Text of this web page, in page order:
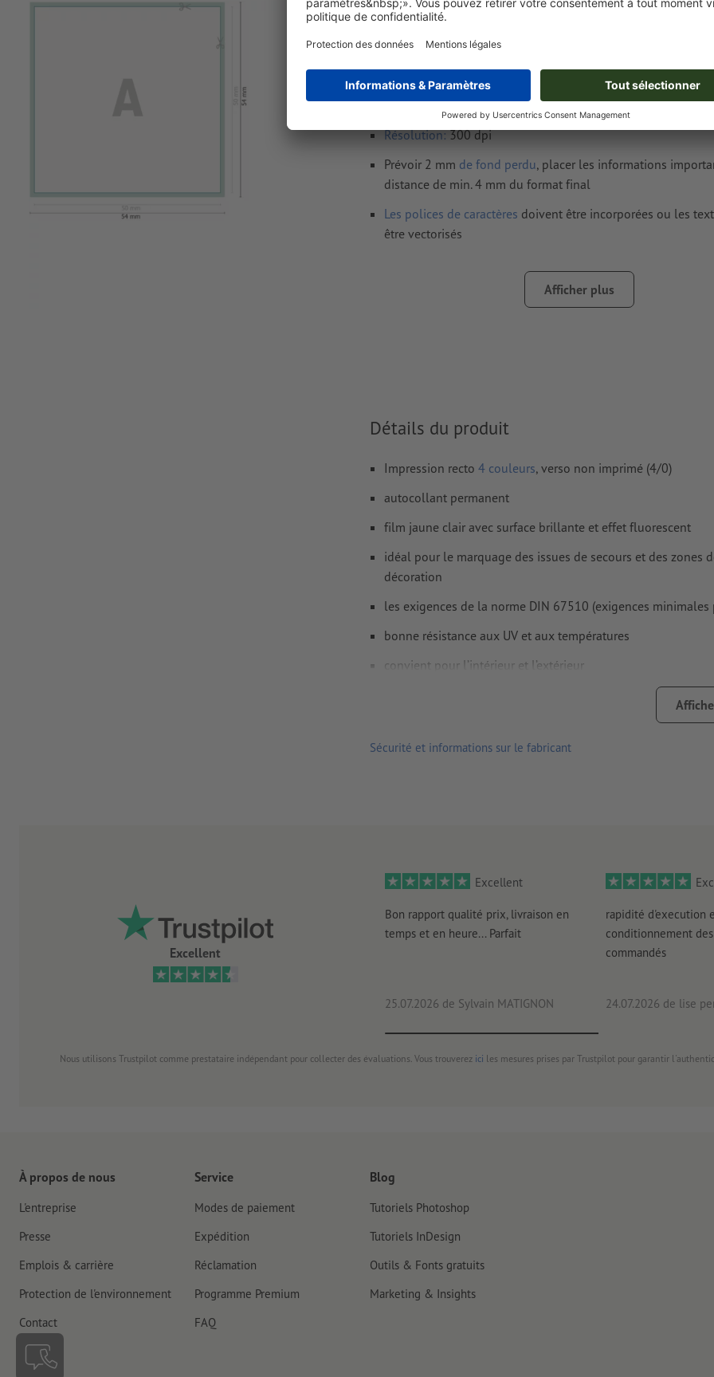
Exigences relatives aux fichiers
Autocollants luminescents, 5,0 x 5,0 cm
(incl. 2 mm fond perdu) : 5,4 x 5,4 cm
Format final: 5 x 5 cm
Résolution:300 dpi
Prévoir 2 mm de fond perdu, placer les informations
distance de min. 4 mm du format final
Les polices de caractères doivent être incorporées ou les
être vectorisés
fautes d'orthographe et de syntaxe
Afficher plus
Détails du produit
Impression recto 4 couleurs, verso non imprimé (4/0)
autocollant permanent
film jaune clair avec surface brillante et effet fluorescent
idéal pour le marquage des issues de secours et des
décoration
les exigences de la norme DIN 67510 (exigences
bonne résistance aux UV et aux températures
convient pour l’intérieur et l’extérieur
plus un autocollant reste collé longtemps, plus il sera
Remarque :la surface accueillant l’autocollant doit être
Sécurité et informations sur le fabricant
Excellent
Excellent
Bon rapport qualité prix, livraison en
temps et en heure... Parfait
25.07.2026 de Sylvain MATIGNON
rapidité d'execution
conditionnement
commandés
24.07.2026 de lise
Nous utilisons Trustpilot comme prestataire indépendant pour collecter des évaluations. Vous trouverez ici les mesures prises par Trustpilot pour garantir
À propos de nous
L'entreprise
Presse
Emplois & carrière
Protection de l'environnement
Contact
Service
Modes de paiement
Expédition
Réclamation
Programme Premium
FAQ
Blog
Tutoriels Photoshop
Tutoriels InDesign
Outils & Fonts gratuits
Marketing & Insights